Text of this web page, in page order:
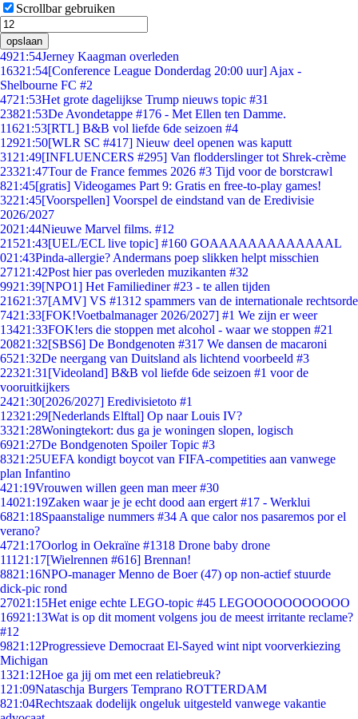
Scrollbar gebruiken
opslaan
4921:54Jerney Kaagman overleden
16321:54[Conference League Donderdag 20:00 uur] Ajax -
Shelbourne FC #2
4721:53Het grote dagelijkse Trump nieuws topic #31
23821:53De Avondetappe #176 - Met Ellen ten Damme.
11621:53[RTL] B&B vol liefde 6de seizoen #4
12921:50[WLR SC #417] Nieuw deel openen was kaputt
31 21:49[INFLUENCERS #295] Van flodderslinger tot Shrek-crème
23321:47Tour de France femmes 2026 #3 Tijd voor de borstcrawl
821:45[gratis] Videogames Part 9: Gratis en free-to-play games!
3221:45[Voorspellen] Voorspel de eindstand van de Eredivisie
2026/2027
2021:44Nieuwe Marvel films. #12
21521:43[UEL/ECL live topic] #160 GOAAAAAAAAAAAAAL
021:43Pinda-allergie? Andermans poep slikken helpt misschien
271 21:42Post hier pas overleden muzikanten #32
9921:39[NPO1] Het Familiediner #23 - te allen tijden
21621:37[AMV] VS #1312 spammers van de internationale rechtsorde
7421:33[FOK!Voetbalmanager 2026/2027] #1 We zijn er weer
13421:33FOK!ers die stoppen met alcohol - waar we stoppen #21
20821:32[SBS6] De Bondgenoten #317 We dansen de macaroni
6521:32De neergang van Duitsland als lichtend voorbeeld #3
22321:31 [Videoland] B&B vol liefde 6de seizoen #1 voor de
vooruitkijkers
2421:30[2026/2027] Eredivisietoto #1
12321:29[Nederlands Elftal] Op naar Louis IV?
3321:28Woningtekort: dus ga je woningen slopen, logisch
6921:27De Bondgenoten Spoiler Topic #3
8321:25UEFA kondigt boycot van FIFA-competities aan vanwege
plan Infantino
421:19Vrouwen willen geen man meer #30
14021:19Zaken waar je je echt dood aan ergert #17 - Werklui
6821:18Spaanstalige nummers #34 A que calor nos pasaremos por el
verano?
4721:17Oorlog in Oekraïne #1318 Drone baby drone
111 21:17[Wielrennen #616] Brennan!
8821:16NPO-manager Menno de Boer (47) op non-actief stuurde
dick-pic rond
27021:15Het enige echte LEGO-topic #45 LEGOOOOOOOOOOO
16921:13Wat is op dit moment volgens jou de meest irritante reclame?
#12
9821:12Progressieve Democraat El-Sayed wint nipt voorverkiezing
Michigan
1321:12Hoe ga jij om met een relatiebreuk?
1 21:09Nataschja Burgers Temprano ROTTERDAM
821:04Rechtszaak dodelijk ongeluk uitgesteld vanwege vakantie